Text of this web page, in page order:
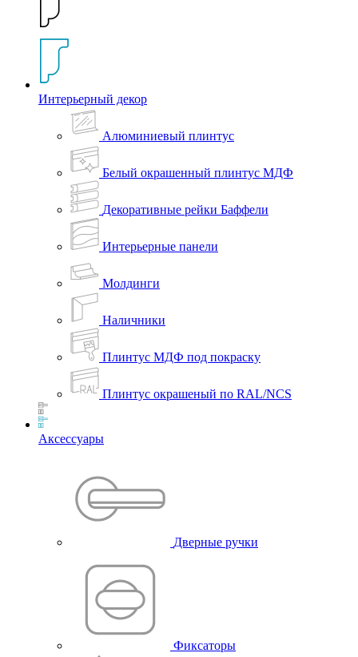
Интерьерный декор
Алюминиевый плинтус
Белый окрашенный плинтус МДФ
Декоративные рейки Баффели
Интерьерные панели
Молдинги
Наличники
Плинтус МДФ под покраску
Плинтус окрашеный по RAL/NCS
Аксессуары
Дверные ручки
Фиксаторы